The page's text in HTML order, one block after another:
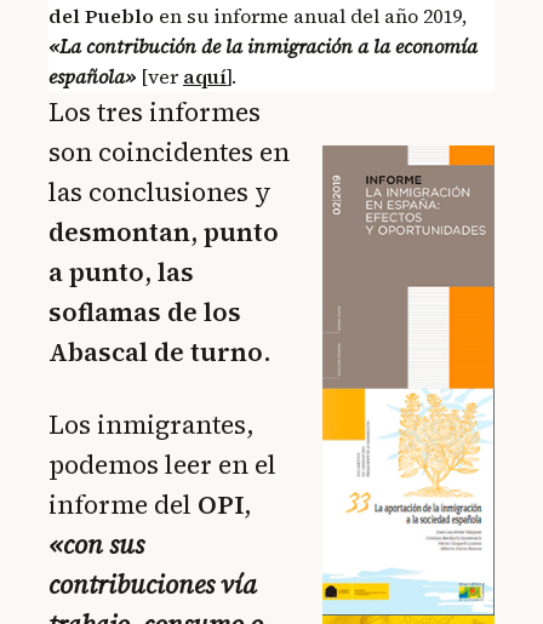
del Pueblo en su informe anual del año 2019,
«La contribución de la inmigración a la economía
española» [ver aquí].
Los tres informes
son coincidentes en
las conclusiones y
desmontan, punto
a punto, las
soflamas de los
Abascal de turno.
Los inmigrantes,
podemos leer en el
informe del OPI,
«con sus
contribuciones vía